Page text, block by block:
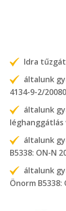
Idra
általunk
4134-9-2/
általunk
léghanggátlás
általunk
B5338: ON-N
általunk
Önorm B5338: